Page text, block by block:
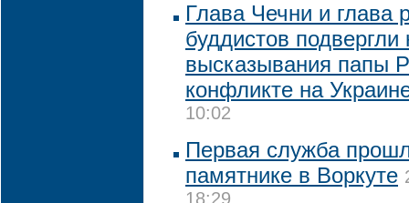
Глава Чечни и глава
буддистов подвергли
высказывания папы
конфликте на
10:02
Первая служба
памятнике в Воркуте